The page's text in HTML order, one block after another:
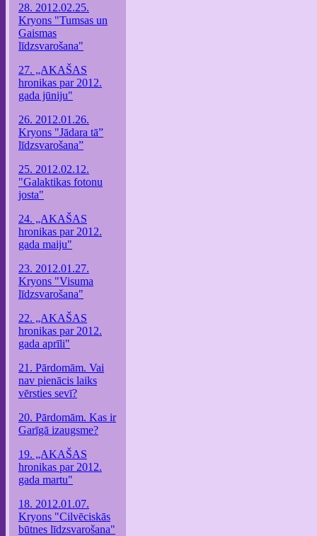
28. 2012.02.25.
Kryons "Tumsas un
Gaismas
līdzsvarošana"
27. „AKAŠAS
hronikas par 2012.
gada jūniju"
26. 2012.01.26.
Kryons "Jādara tā”
līdzsvarošana”
25. 2012.02.12.
"Galaktikas fotonu
josta"
24. „AKAŠAS
hronikas par 2012.
gada maiju"
23. 2012.01.27.
Kryons "Visuma
līdzsvarošana"
22. „AKAŠAS
hronikas par 2012.
gada aprīli"
21. Pārdomām. Vai
nav pienācis laiks
vērsties sevī?
20. Pārdomām. Kas ir
Garīgā izaugsme?
19. „AKAŠAS
hronikas par 2012.
gada martu"
18. 2012.01.07.
Kryons "Cilvēciskās
būtnes līdzsvarošana"